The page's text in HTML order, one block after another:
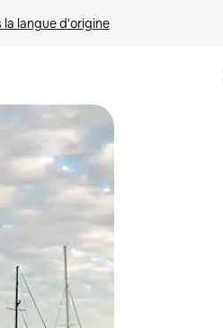
langue d'origine